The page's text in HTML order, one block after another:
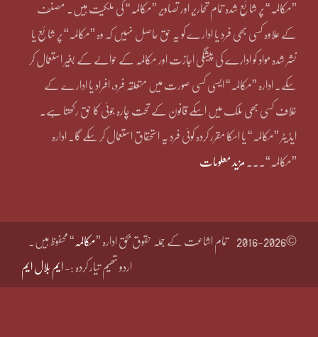
”مکالمہ“ پر شائع شدہ تمام تحاریر اور تصاویر ”مکالمہ“ کی ملکیت ہیں۔ مصنف
کے علاوہ کسی بھی فرد یا ادارے کو یہ حق حاصل نہیں کہ وہ ”مکالمہ“ پر شائع یا
نشر شدہ مواد کو ادارے کی پیشگی اجازت اور مکالمہ کے حوالے کے بغیر استعمال کر
سکے۔ ادارہ ”مکالمہ“ ایسی کسی صورت میں متعلقہ فرد، افراد یا ادارے کے
خلاف کسی بھی ملک میں اسکے قانون کے تحت چارہ جوئی کا حق رکھتا ہے۔
ایڈیٹر ”مکالمہ“ یا اسکا مقرر کردہ کوئی فرد یہ استحقاق استعمال کر سکے گا۔ ادارہ
”مکالمہ“۔۔۔ مزید معلومات
©2016-2026 تمام اشاعت کے جملہ حقوق بحق ادارہ ”مکالمہ “ محفوظ ہیں۔
اردو تھیم تیار کردہ :- ایم بلال ایم